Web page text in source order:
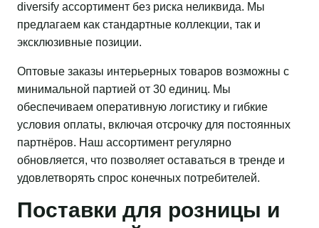
diversify ассортимент без риска неликвида. Мы
предлагаем как стандартные коллекции, так и
эксклюзивные позиции.
Оптовые заказы интерьерных товаров возможны с
минимальной партией от 30 единиц. Мы
обеспечиваем оперативную логистику и гибкие
условия оплаты, включая отсрочку для постоянных
партнёров. Наш ассортимент регулярно
обновляется, что позволяет оставаться в тренде и
удовлетворять спрос конечных потребителей.
Поставки для розницы и